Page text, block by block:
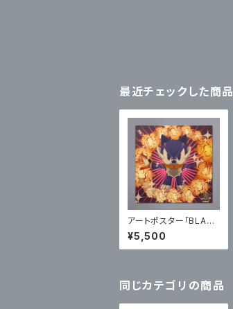
最近チェックした商品
アートポスター「BLAS
TS THE CAT」【サイン
入り】
¥5,500
同じカテゴリの商品